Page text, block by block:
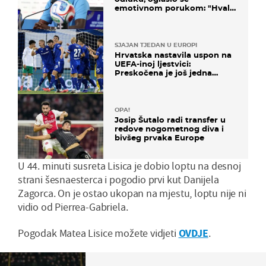
emotivnom porukom: "Hvala
SJAJAN TJEDAN U EUROPI
Hrvatska nastavila uspon na
UEFA-inoj ljestvici:
Preskočena je još jedna
OPA!
Josip Šutalo radi transfer u
redove nogometnog diva i
bivšeg prvaka Europe
U 44. minuti susreta Lisica je dobio loptu na desnoj
strani šesnaesterca i pogodio prvi kut Danijela
Zagorca. On je ostao ukopan na mjestu, loptu nije ni
vidio od Pierrea-Gabriela.
Pogodak Matea Lisice možete vidjeti OVDJE.